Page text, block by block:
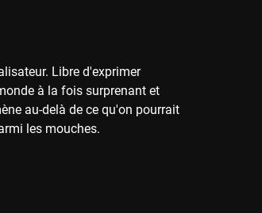
Libre d'exprimer
à la fois surprenant et
au-delà de ce qu'on pourrait
les mouches.